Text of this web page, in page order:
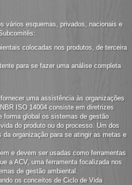
vários esquemas, privados, nacionais e
colocadas nos produtos, de terceira
para se fazer uma análise completa
uma assistência às organizações
ISO 14004 consiste em diretrizes
forma global os sistemas de gestão
do produto ou do processo. Um dos
organização para se atingir as metas e
e devem ser usadas como ferramentas
a ACV, uma ferramenta focalizada nos
de gestão ambiental.
os conceitos de Ciclo de Vida